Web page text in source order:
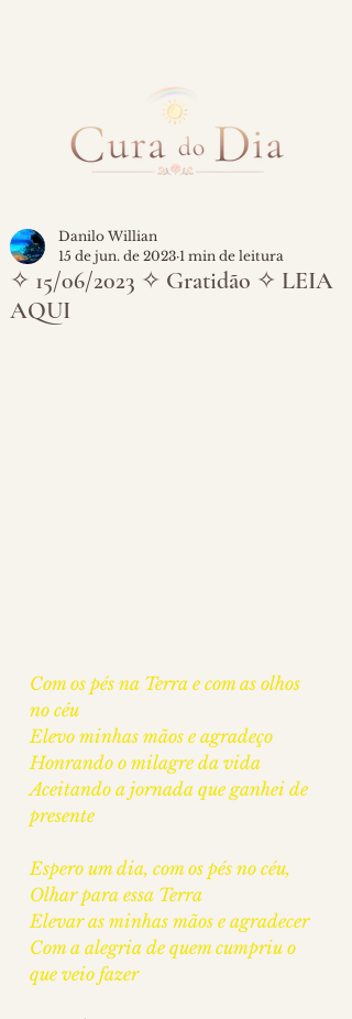
✧ 15/06/2023 ✧ Gratidão ✧ LEIA
AQUI
Danilo Willian
15 de jun. de 2023 1 min de leitura
Com os pés na Terra e com as olhos
no céu
Elevo minhas mãos e agradeço
Honrando o milagre da vida
Aceitando a jornada que ganhei de
presente
Espero um dia, com os pés no céu,
Olhar para essa Terra
Elevar as minhas mãos e agradecer
Com a alegria de quem cumpriu o
que veio fazer